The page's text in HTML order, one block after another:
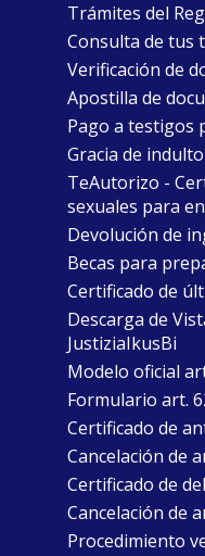
Trámites del
Consulta de tus
Verificación de
Apostilla de
Pago a testigos
Gracia de indulto
TeAutorizo -
sexuales para
Devolución de
Becas para
Certificado de
Descarga de
JustiziaIkusBi
Modelo oficial
Formulario art.
Certificado de
Cancelación de
Certificado de
Cancelación de
Procedimiento